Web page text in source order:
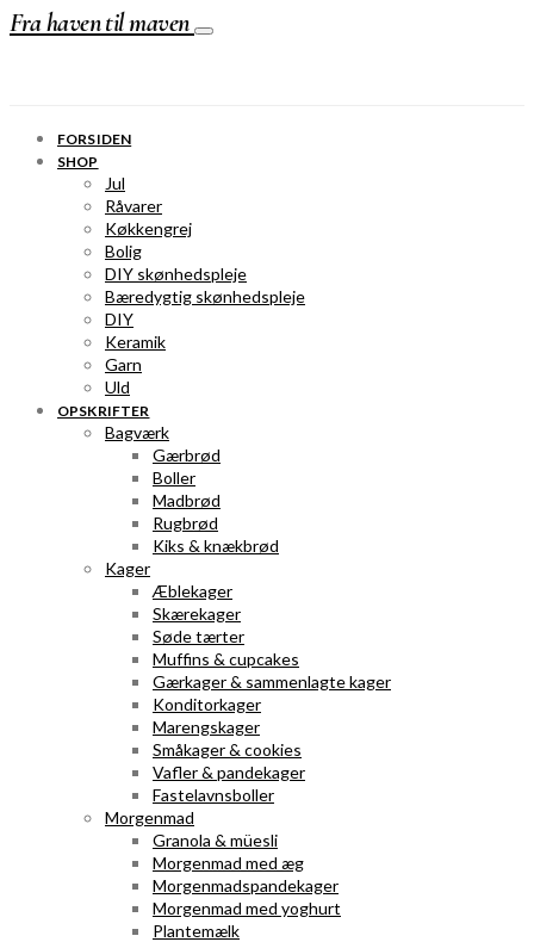
Fra haven til maven
FORSIDEN
SHOP
Jul
Råvarer
Køkkengrej
Bolig
DIY skønhedspleje
Bæredygtig skønhedspleje
DIY
Keramik
Garn
Uld
OPSKRIFTER
Bagværk
Gærbrød
Boller
Madbrød
Rugbrød
Kiks & knækbrød
Kager
Æblekager
Skærekager
Søde tærter
Muffins & cupcakes
Gærkager & sammenlagte kager
Konditorkager
Marengskager
Småkager & cookies
Vafler & pandekager
Fastelavnsboller
Morgenmad
Granola & müesli
Morgenmad med æg
Morgenmadspandekager
Morgenmad med yoghurt
Plantemælk